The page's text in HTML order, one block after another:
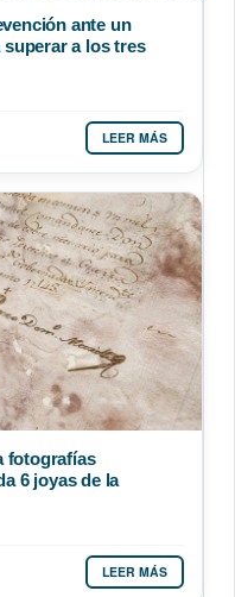
ante un
a los tres
LEER MÁS
fotografías
6 joyas de la
LEER MÁS